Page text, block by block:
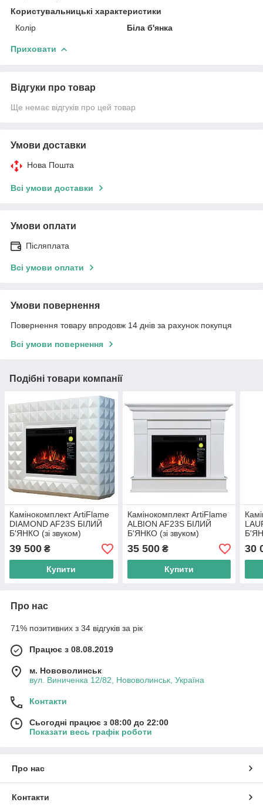
Користувальницькі характеристики
Колір
Біла б'янка
Приховати
Відгуки про товар
Ще немає відгуків про цей товар
Умови доставки
Нова Пошта
Всі умови доставки
Умови оплати
Післяплата
Всі умови оплати
Умови повернення
Повернення товару впродовж 14 днів за рахунок покупця
Всі умови повернення
Подібні товари компанії
Камінокомплект ArtiFlame
DIAMOND AF23S БІЛИЙ
Б'ЯНКО (зі звуком)
39 500 ₴
Купити
Камінокомплект ArtiFlame
ALBION AF23S БІЛИЙ
Б'ЯНКО (зі звуком)
35 500₴
Купити
30
Про нас
71% позитивних з 34 відгуків за рік
Працює з 08.08.2019
м. Нововолинськ
вул. Виниченка 12/82, Нововолинськ, Україна
Контакти
Сьогодні працює з 08:00 до 22:00
Показати весь графік роботи
Про нас
Контакти